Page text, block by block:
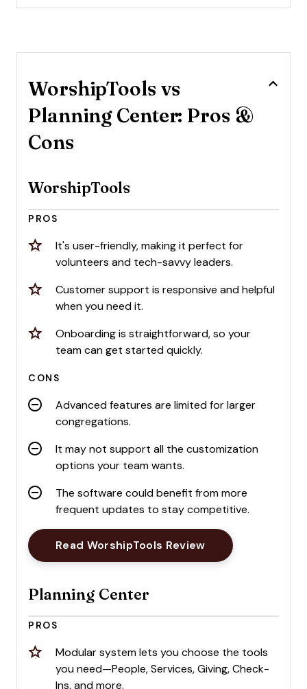
WorshipTools vs
Planning Center: Pros &
Cons
WorshipTools
PROS
It's user-friendly, making it perfect for
volunteers and tech-savvy leaders.
Customer support is responsive and helpful
when you need it.
Onboarding is straightforward, so your
team can get started quickly.
CONS
Advanced features are limited for larger
congregations.
It may not support all the customization
options your team wants.
The software could benefit from more
frequent updates to stay competitive.
Read WorshipTools ReviewOpens New
Planning Center
PROS
Modular system lets you choose the tools
you need—People, Services, Giving, Check-
Ins, and more.